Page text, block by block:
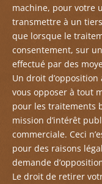
machine, pour votre
transmettre à un
que lorsque le
consentement, sur
effectué par des
Un droit
vous opposer à tout
pour les traitements
mission d’intérêt
commerciale. Ceci
pour des raisons
demande
Le droit de retirer